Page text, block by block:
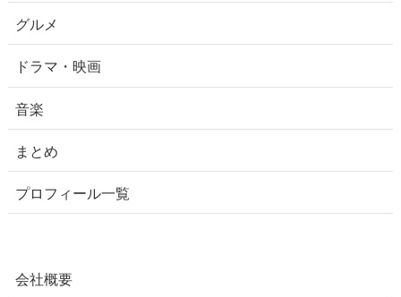
グルメ
ドラマ・映画
音楽
まとめ
プロフィール一覧
会社概要